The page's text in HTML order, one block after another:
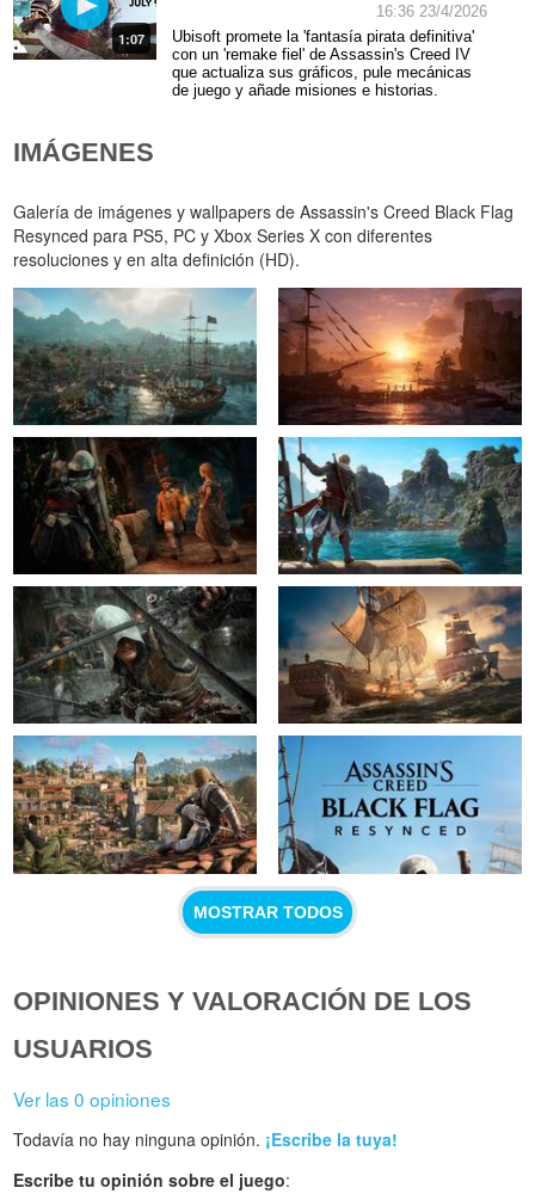
1:07
16:36 23/4/2026
Ubisoft promete la 'fantasía pirata definitiva'
con un 'remake fiel' de Assassin's Creed IV
que actualiza sus gráficos, pule mecánicas
de juego y añade misiones e historias.
IMÁGENES
Galería de imágenes y wallpapers de Assassin's Creed Black Flag
Resynced para PS5, PC y Xbox Series X con diferentes
resoluciones y en alta definición (HD).
MOSTRAR TODOS
OPINIONES Y VALORACIÓN DE LOS
USUARIOS
Ver las 0 opiniones
Todavía no hay ninguna opinión. ¡Escribe la tuya!
Escribe tu opinión sobre el juego: